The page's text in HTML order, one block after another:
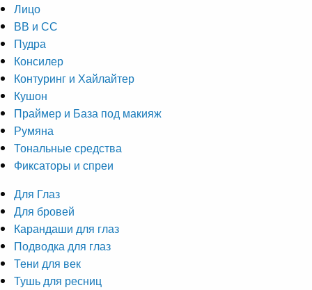
Лицо
ВВ и СС
Пудра
Консилер
Контуринг и Хайлайтер
Кушон
Праймер и База под макияж
Румяна
Тональные средства
Фиксаторы и спреи
Для Глаз
Для бровей
Карандаши для глаз
Подводка для глаз
Тени для век
Тушь для ресниц